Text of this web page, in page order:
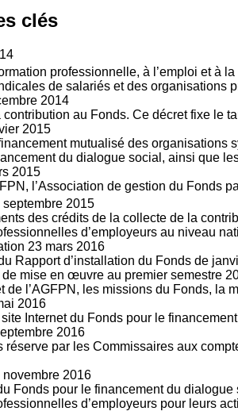
clés
professionnelle, à l’emploi et à
de salariés et des organisations
2014
contribution au Fonds. Ce décret fixe le
2015
mutualisé des organisations
du dialogue social, ainsi que
2015
l’Association de gestion du Fonds
septembre 2015
des crédits de la collecte de la
d’employeurs au niveau
23 mars 2016
Rapport d’installation du Fonds de
mise en œuvre au premier semestre
de l’AGFPN, les missions du Fonds, la
2016
Internet du Fonds pour le
2016
réserve par les Commissaires aux
novembre 2016
Fonds pour le financement du
d’employeurs pour leurs